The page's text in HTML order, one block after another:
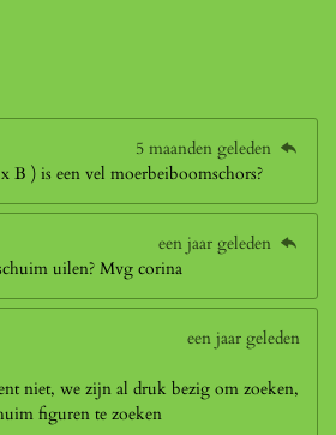
5 maanden geleden
B ) is een vel moerbeiboomschors?
een jaar geleden
uilen? Mvg corina
een jaar geleden
niet, we zijn al druk bezig om zoeken,
figuren te zoeken